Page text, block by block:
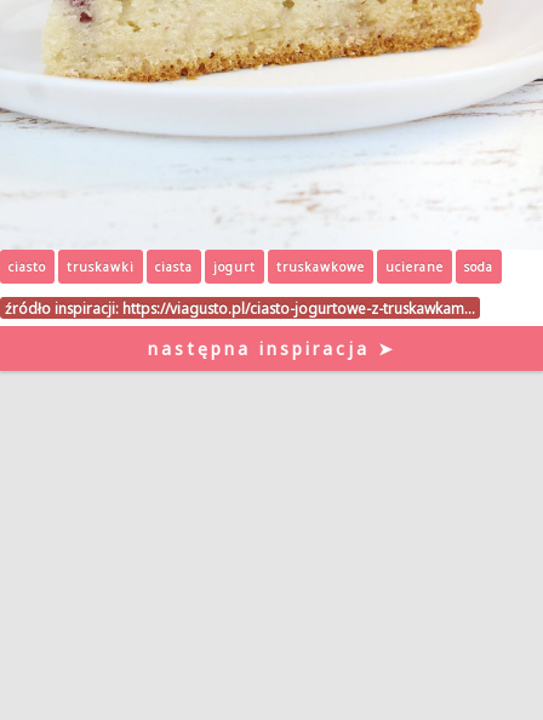
ciasto truskawki ciasta jogurt truskawkowe ucierane soda
źródło inspiracji: https://viagusto.pl/ciasto-jogurtowe-z-truskawkam…
następna inspiracja ➤